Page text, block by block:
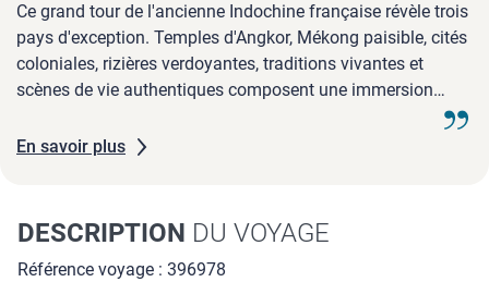
Ce grand tour de l'ancienne Indochine française révèle trois
pays d'exception. Temples d'Angkor, Mékong paisible, cités
coloniales, rizières verdoyantes, traditions vivantes et
scènes de vie authentiques composent une immersion
En savoir plus
DESCRIPTION DU VOYAGE
Référence voyage : 396978